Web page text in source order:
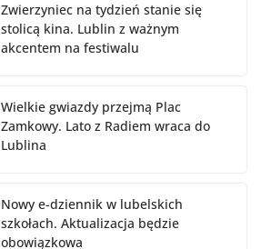
Zwierzyniec na tydzień stanie się
stolicą kina. Lublin z ważnym
akcentem na festiwalu
Wielkie gwiazdy przejmą Plac
Zamkowy. Lato z Radiem wraca do
Lublina
Nowy e-dziennik w lubelskich
szkołach. Aktualizacja będzie
obowiązkowa